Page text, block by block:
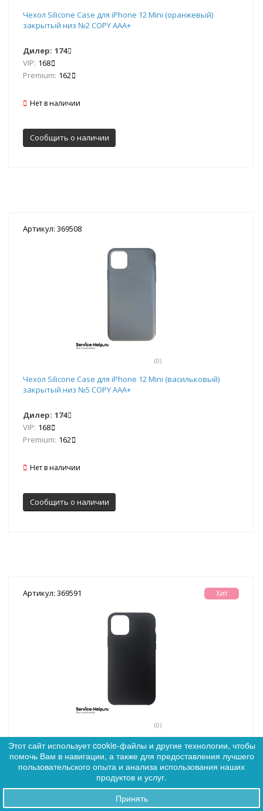
0
Чехол Silicone Case для iPhone 12 Mini (оранжевый)
закрытый низ №2 COPY AAA+
Дилер: 174
VIP: 168
Premium: 162
Нет в наличии
Сообщить о наличии
Артикул: 369508
(0)
Чехол Silicone Case для iPhone 12 Mini (васильковый)
закрытый низ №5 COPY AAA+
Дилер: 174
VIP: 168
Premium: 162
Нет в наличии
Сообщить о наличии
Артикул: 369591
(0)
Хит
Чехол Silicone Case для iPhone 12 Mini (чёрный) закрытый
низ №18 COPY AAA+
VIP: 168
Этот сайт использует cookie-файлы и другие технологии, чтобы
помочь Вам в навигации, а также для предоставления лучшего
пользовательского опыта и анализа использования наших
продуктов и услуг.
Принять